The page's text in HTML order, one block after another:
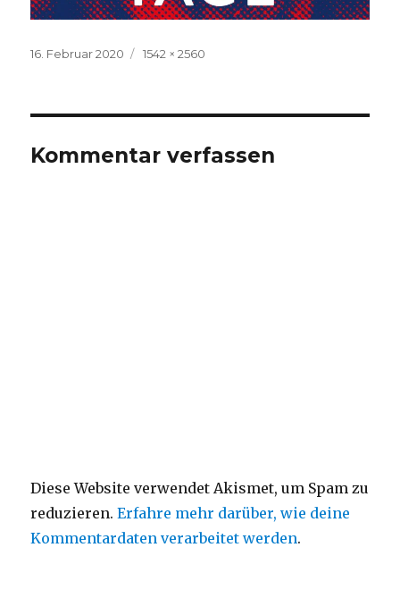
Veröffentlicht
16. Februar 2020
Volle
1542 × 2560
Kommentar verfassen
Diese Website verwendet Akismet, um Spam zu
reduzieren.Erfahre mehr darüber, wie deine
Kommentardaten verarbeitet werden.